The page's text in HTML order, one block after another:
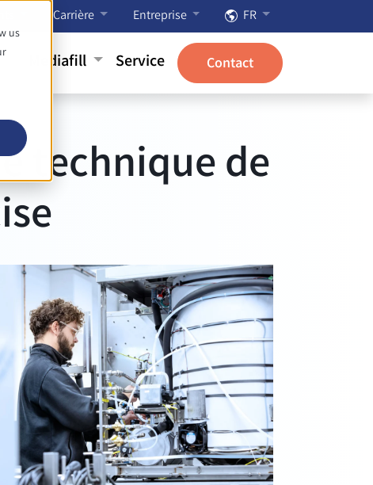
us
Carrière Entreprise FR
Mediafill Service Contact
technique de